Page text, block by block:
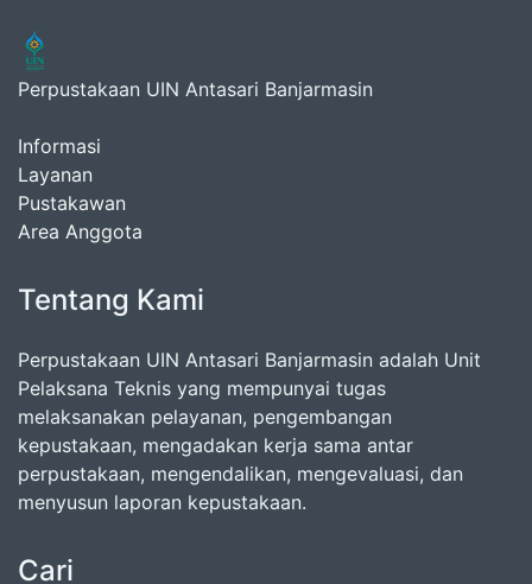
Perpustakaan UIN Antasari Banjarmasin
Informasi
Layanan
Pustakawan
Area Anggota
Tentang Kami
Perpustakaan UIN Antasari Banjarmasin adalah Unit
Pelaksana Teknis yang mempunyai tugas
melaksanakan pelayanan, pengembangan
kepustakaan, mengadakan kerja sama antar
perpustakaan, mengendalikan, mengevaluasi, dan
menyusun laporan kepustakaan.
Cari